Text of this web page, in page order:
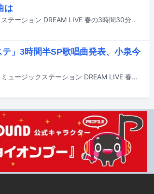
は
本日4月3日18:30から放送のテレビ朝日系「ミュージックステーション DREAM LIVE 春の3時間30分スペシャル」のタイムテーブルが公開された。
」3時間半SP歌唱曲発表、小泉今
小泉今日子が4月3日18:30から放送されるテレビ朝日系「ミュージックステーション DREAM LIVE 春の3時間30分スペシャル」に出演する。